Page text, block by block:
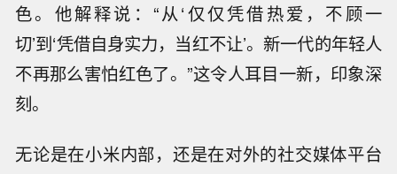
色。他解释说：“从‘仅仅凭借热爱，不顾一
切’到‘凭借自身实力，当红不让’。新一代的年轻人
不再那么害怕红色了。”这令人耳目一新，印象深
刻。
无论是在小米内部，还是在对外的社交媒体平台